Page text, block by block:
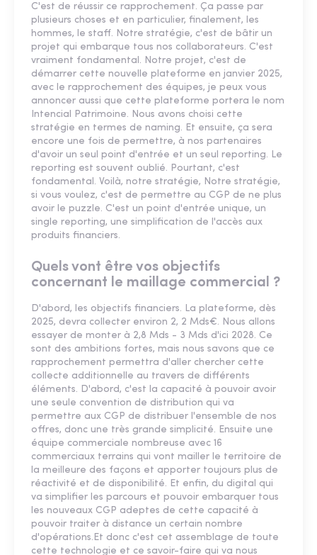
C'est de réussir ce rapprochement. Ça passe par
plusieurs choses et en particulier, finalement, les
hommes, le staff. Notre stratégie, c'est de bâtir un
projet qui embarque tous nos collaborateurs. C'est
vraiment fondamental. Notre projet, c'est de
démarrer cette nouvelle plateforme en janvier 2025,
avec le rapprochement des équipes, je peux vous
annoncer aussi que cette plateforme portera le nom
Intencial Patrimoine. Nous avons choisi cette
stratégie en termes de naming. Et ensuite, ça sera
encore une fois de permettre, à nos partenaires
d'avoir un seul point d'entrée et un seul reporting. Le
reporting est souvent oublié. Pourtant, c'est
fondamental. Voilà, notre stratégie, Notre stratégie,
si vous voulez, c'est de permettre au CGP de ne plus
avoir le puzzle. C'est un point d'entrée unique, un
single reporting, une simplification de l'accès aux
produits financiers.
Quels vont être vos objectifs
concernant le maillage commercial ?
D'abord, les objectifs financiers. La plateforme, dès
2025, devra collecter environ 2, 2 Mds€. Nous allons
essayer de monter à 2,8 Mds - 3 Mds d'ici 2028. Ce
sont des ambitions fortes, mais nous savons que ce
rapprochement permettra d'aller chercher cette
collecte additionnelle au travers de différents
éléments. D'abord, c'est la capacité à pouvoir avoir
une seule convention de distribution qui va
permettre aux CGP de distribuer l'ensemble de nos
offres, donc une très grande simplicité. Ensuite une
équipe commerciale nombreuse avec 16
commerciaux terrains qui vont mailler le territoire de
la meilleure des façons et apporter toujours plus de
réactivité et de disponibilité. Et enfin, du digital qui
va simplifier les parcours et pouvoir embarquer tous
les nouveaux CGP adeptes de cette capacité à
pouvoir traiter à distance un certain nombre
d'opérations.Et donc c'est cet assemblage de toute
cette technologie et ce savoir-faire qui va nous